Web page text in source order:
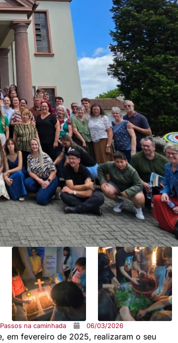
Passos na caminhada 06/03/2026
em fevereiro de 2025, realizaram o seu